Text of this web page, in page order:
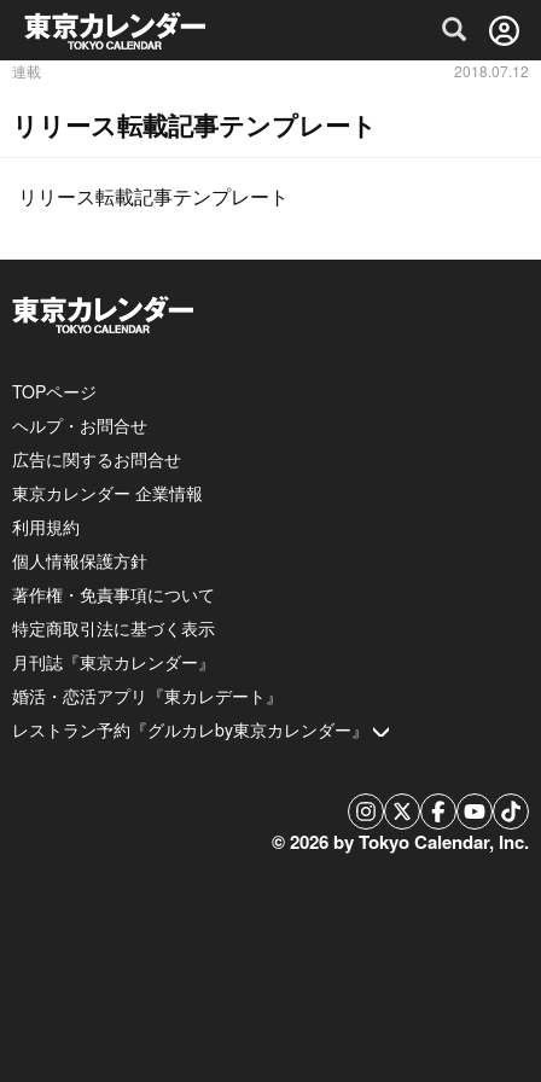
グルメ情報・プレミアムレストラン予約
連載 2018.07.12
リリース転載記事テンプレート
リリース転載記事テンプレート
TOPページ
ヘルプ・お問合せ
広告に関するお問合せ
東京カレンダー 企業情報
利用規約
個人情報保護方針
著作権・免責事項について
特定商取引法に基づく表示
月刊誌『東京カレンダー』
婚活・恋活アプリ『東カレデート』
レストラン予約『グルカレby東京カレンダー』
© 2026 by Tokyo Calendar, Inc.